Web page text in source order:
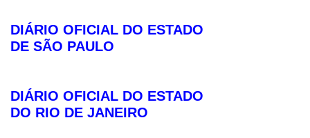
DIÁRIO OFICIAL DO ESTADO
DE SÃO PAULO
DIÁRIO OFICIAL DO ESTADO
DO RIO DE JANEIRO